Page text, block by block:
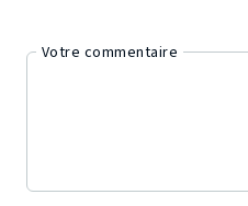
Votre commentaire